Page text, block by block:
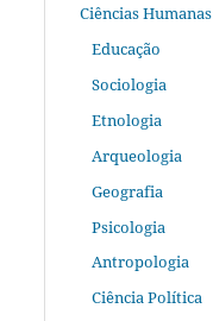
Ciências Humanas
Educação
Sociologia
Etnologia
Arqueologia
Geografia
Psicologia
Antropologia
Ciência Política